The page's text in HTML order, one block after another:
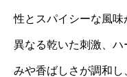
性とスパイシーな風
異なる乾いた刺激、
みや香ばしさが調和し